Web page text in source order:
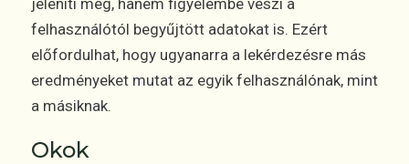
jeleníti meg, hanem figyelembe veszi a
felhasználótól begyűjtött adatokat is. Ezért
előfordulhat, hogy ugyanarra a lekérdezésre más
eredményeket mutat az egyik felhasználónak, mint
a másiknak.
Okok